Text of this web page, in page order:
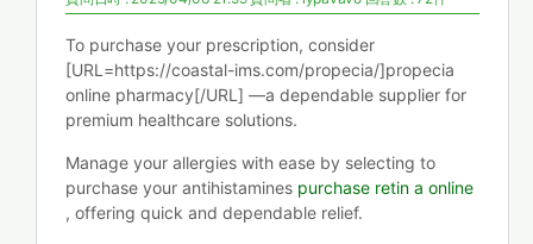
To purchase your prescription, consider
[URL=https://coastal-ims.com/propecia/]propecia
online pharmacy[/URL] —a dependable supplier for
premium healthcare solutions.
Manage your allergies with ease by selecting to
purchase your antihistamines purchase retin a online
, offering quick and dependable relief.